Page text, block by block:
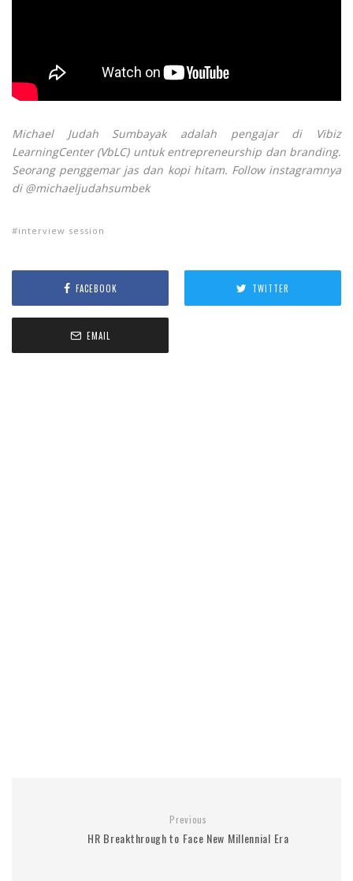
Michael Judah Sumbayak adalah pengajar di Vibiz
LearningCenter (VbLC) untuk entrepreneurship dan branding.
Seorang penggemar jas dan kopi hitam. Follow instagramnya
di @michaeljudahsumbek
interview session
FACEBOOK TWITTER
EMAIL
Previous
HR Breakthrough to Face New Millennial Era